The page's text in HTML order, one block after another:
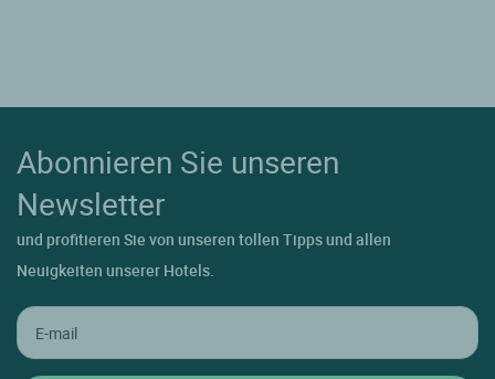
Abonnieren Sie unseren
Newsletter
und profitieren Sie von unseren tollen Tipps und allen
Neuigkeiten unserer Hotels.